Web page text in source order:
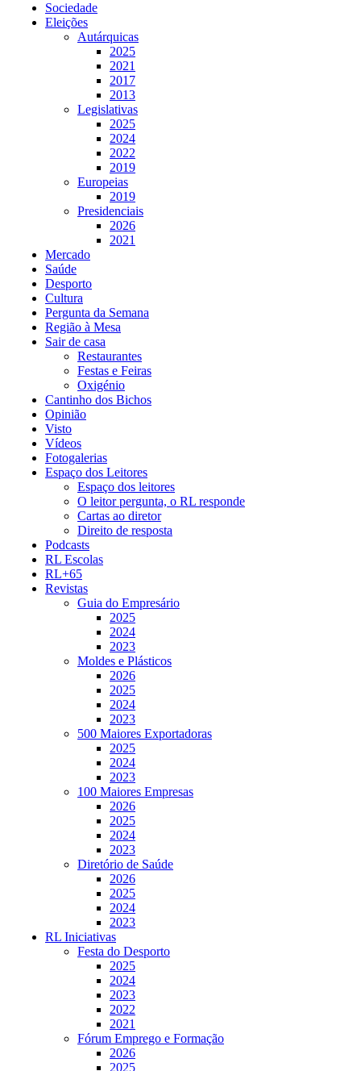
Sociedade
Eleições
Autárquicas
2025
2021
2017
2013
Legislativas
2025
2024
2022
2019
Europeias
2019
Presidenciais
2026
2021
Mercado
Saúde
Desporto
Cultura
Pergunta da Semana
Região à Mesa
Sair de casa
Restaurantes
Festas e Feiras
Oxigénio
Cantinho dos Bichos
Opinião
Visto
Vídeos
Fotogalerias
Espaço dos Leitores
Espaço dos leitores
O leitor pergunta, o RL responde
Cartas ao diretor
Direito de resposta
Podcasts
RL Escolas
RL+65
Revistas
Guia do Empresário
2025
2024
2023
Moldes e Plásticos
2026
2025
2024
2023
500 Maiores Exportadoras
2025
2024
2023
100 Maiores Empresas
2026
2025
2024
2023
Diretório de Saúde
2026
2025
2024
2023
RL Iniciativas
Festa do Desporto
2025
2024
2023
2022
2021
Fórum Emprego e Formação
2026
2025